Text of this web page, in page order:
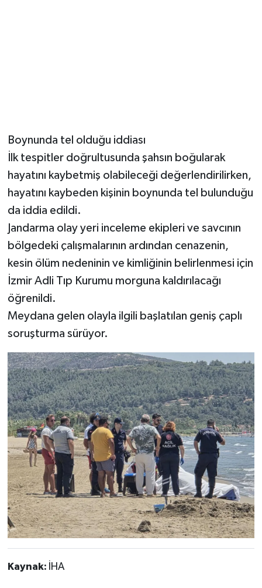
Boynunda tel olduğu iddiası
İlk tespitler doğrultusunda şahsın boğularak
hayatını kaybetmiş olabileceği değerlendirilirken,
hayatını kaybeden kişinin boynunda tel bulunduğu
da iddia edildi.
Jandarma olay yeri inceleme ekipleri ve savcının
bölgedeki çalışmalarının ardından cenazenin,
kesin ölüm nedeninin ve kimliğinin belirlenmesi için
İzmir Adli Tıp Kurumu morguna kaldırılacağı
öğrenildi.
Meydana gelen olayla ilgili başlatılan geniş çaplı
soruşturma sürüyor.
Kaynak: İHA